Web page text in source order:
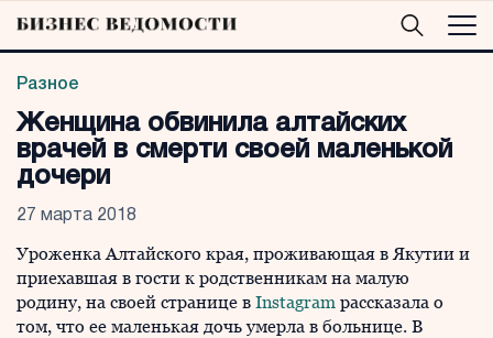
Разное
Женщина обвинила алтайских
врачей в смерти своей маленькой
дочери
27 марта 2018
Уроженка Алтайского края, проживающая в Якутии и
приехавшая в гости к родственникам на малую
родину, на своей странице в Instagram рассказала о
том, что ее маленькая дочь умерла в больнице. В